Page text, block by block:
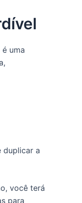
uma
duplicar a
você terá
para